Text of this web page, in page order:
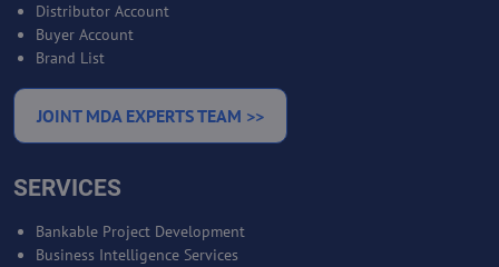
Distributor Account
Buyer Account
Brand List
JOINT MDA EXPERTS TEAM >>
SERVICES
Bankable Project Development
Business Intelligence Services